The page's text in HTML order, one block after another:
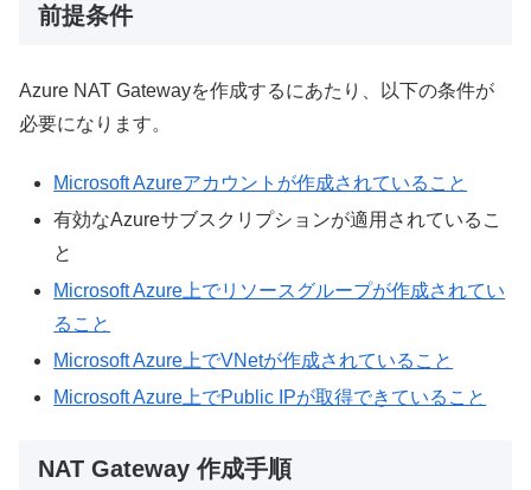
前提条件
Azure NAT Gatewayを作成するにあたり、以下の条件が
必要になります。
Microsoft Azureアカウントが作成されていること
有効なAzureサブスクリプションが適用されているこ
と
Microsoft Azure上でリソースグループが作成されてい
ること
Microsoft Azure上でVNetが作成されていること
Microsoft Azure上でPublic IPが取得できていること
NAT Gateway 作成手順